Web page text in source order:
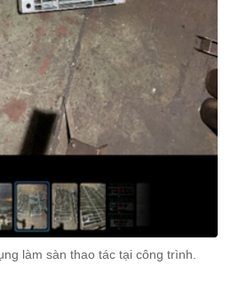
làm sàn thao tác tại công trình.